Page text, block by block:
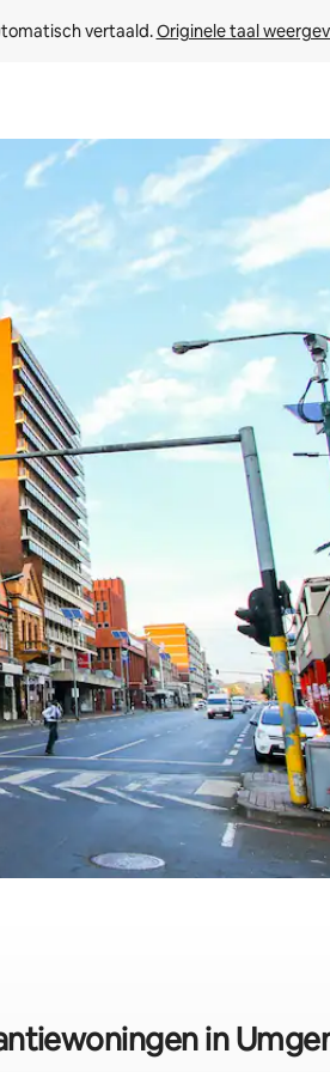
vertaald. Originele taal
omhoog en omlaag, óf door te
in